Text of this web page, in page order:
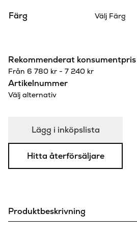
Färg Välj Färg
Rekommenderat
Från 6 780 kr - 7 240 kr
Artikelnummer
Välj alternativ
Lägg i inköpslista
Hitta återförsäljare
Produktbeskrivning